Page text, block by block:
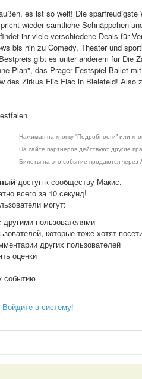
es ist so weit! Die
wieder sämtliche Schnäppchen
ihr viele verschiedene Deals für
bis hin zu Comedy, Theater und
gibt es unter anderem für Die
Plan", das Prager Festspiel Ballet
des Zirkus Flic Flac in Bielefeld!
Нажимая на кнопку "Подробности" или
На сайте партнеров действуют другие
Билеты на это событие продаются через
доступ к сообществу Макис.
всего за 10 секунд!
могут:
другими пользователями
которые тоже хотят
других пользователей
оценки
событию
Войдите в систему!